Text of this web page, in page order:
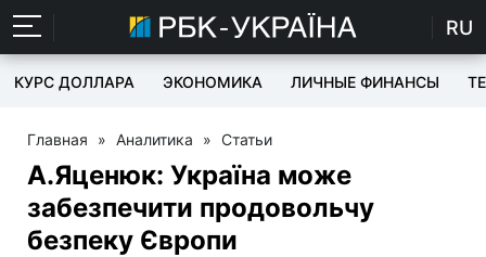
RU
КУРС ДОЛЛАРА ЭКОНОМИКА ЛИЧНЫЕ ФИНАНСЫ
Главная » Аналитика » Статьи
А.Яценюк: Україна може
забезпечити продовольчу
безпеку Європи